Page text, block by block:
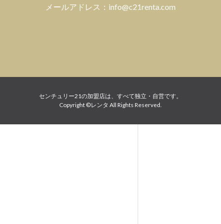
メールアドレス：info@c21renta.com
センチュリー21の加盟店は、すべて独立・自営です。
Copyright ©レンタ All Rights Reserved.